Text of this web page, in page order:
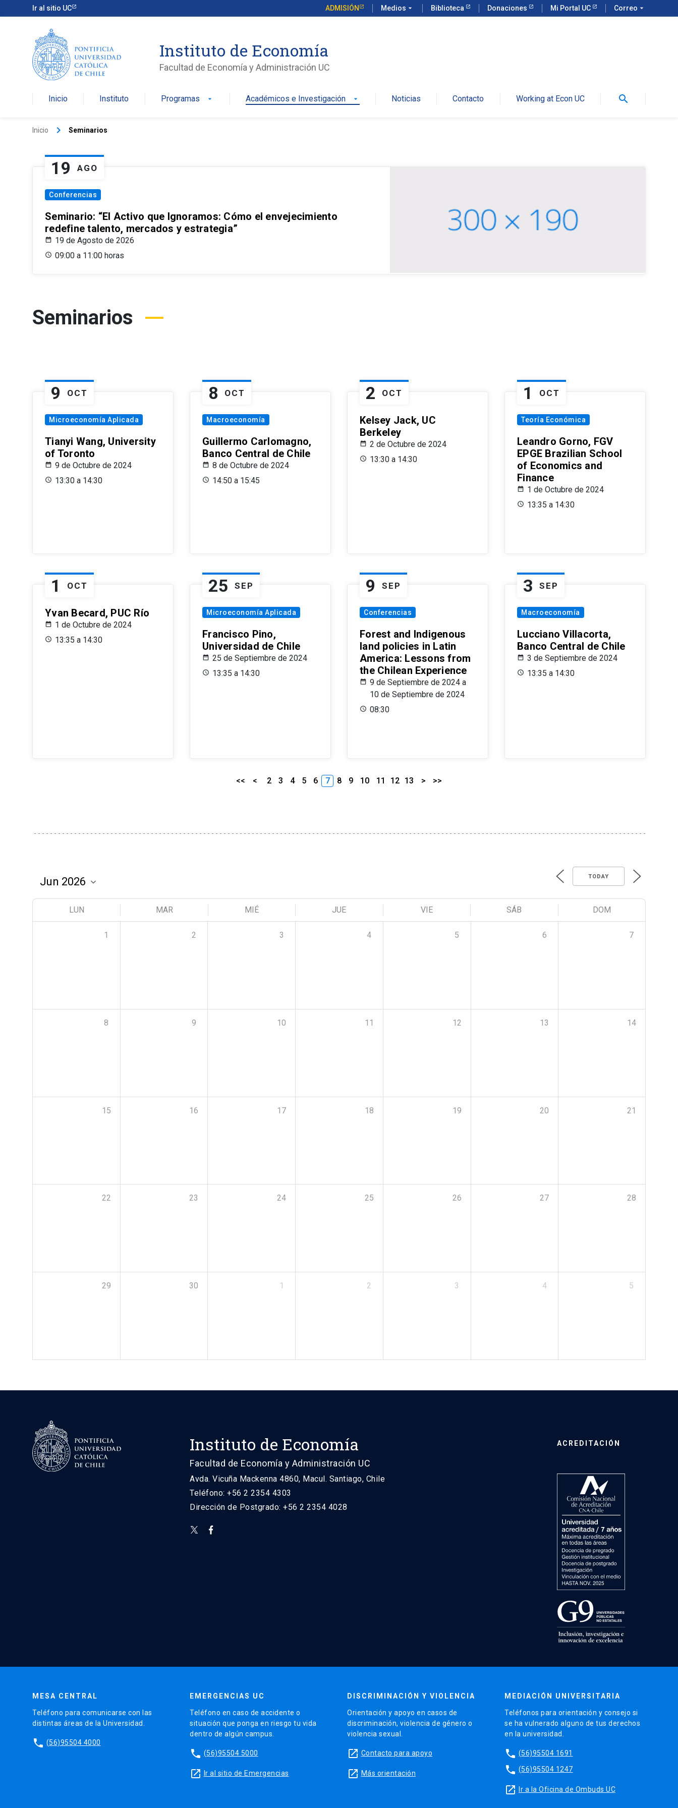
Ir al sitio UC ADMISIÓN Medios arrow_drop_down Biblioteca Donaciones Mi Portal UC Correo arrow_drop_down
Instituto de Economía
Facultad de Economía y Administración UC
Inicio Instituto Programas arrow_drop_down Académicos e Investigación arrow_drop_down Noticias Contacto Working at Econ UC search
Inicio keyboard_arrow_right Seminarios
19 AGO
Conferencias
Seminario: “El Activo que Ignoramos: Cómo el envejecimiento
redefine talento, mercados y estrategia”
19 de Agosto de 2026
09:00 a 11:00 horas
Seminarios
9 OCT
Microeconomía Aplicada
Tianyi Wang, University
of Toronto
9 de Octubre de 2024
13:30 a 14:30
8 OCT
Macroeconomía
Guillermo Carlomagno,
Banco Central de Chile
8 de Octubre de 2024
14:50 a 15:45
2 OCT
Kelsey Jack, UC
Berkeley
2 de Octubre de 2024
13:30 a 14:30
1 OCT
Teoría Económica
Leandro Gorno, FGV
EPGE Brazilian School
of Economics and
Finance
1 de Octubre de 2024
13:35 a 14:30
1 OCT
Yvan Becard, PUC Río
1 de Octubre de 2024
13:35 a 14:30
25 SEP
Microeconomía Aplicada
Francisco Pino,
Universidad de Chile
25 de Septiembre de 2024
13:35 a 14:30
9 SEP
Conferencias
Forest and Indigenous
land policies in Latin
America: Lessons from
the Chilean Experience
9 de Septiembre de 2024 a
10 de Septiembre de 2024
08:30
3 SEP
Macroeconomía
Lucciano Villacorta,
Banco Central de Chile
3 de Septiembre de 2024
13:35 a 14:30
<< < 2 3 4 5 6 7 8 9 10 11 12 13 > >>
TODAY
LUN MAR MIÉ JUE VIE SÁB DOM
1 2 3 4 5 6 7
8 9 10 11 12 13 14
15 16 17 18 19 20 21
22 23 24 25 26 27 28
29 30 1 2 3 4 5
Instituto de Economía
Facultad de Economía y Administración UC
Avda. Vicuña Mackenna 4860, Macul. Santiago, Chile
Teléfono: +56 2 2354 4303
Dirección de Postgrado: +56 2 2354 4028
ACREDITACIÓN
MESA CENTRAL
Teléfono para comunicarse con las
distintas áreas de la Universidad.
phone (56)95504 4000
EMERGENCIAS UC
Teléfono en caso de accidente o
situación que ponga en riesgo tu vida
dentro de algún campus.
phone (56)95504 5000
launch Ir al sitio de Emergencias
DISCRIMINACIÓN Y VIOLENCIA
Orientación y apoyo en casos de
discriminación, violencia de género o
violencia sexual.
launch Contacto para apoyo
launch Más orientación
MEDIACIÓN UNIVERSITARIA
Teléfonos para orientación y consejo si
se ha vulnerado alguno de tus derechos
en la universidad.
phone (56)95504 1691
phone (56)95504 1247
launch Ir a la Oficina de Ombuds UC